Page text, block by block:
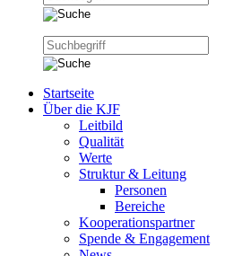
Startseite
Über die KJF
Leitbild
Qualität
Werte
Struktur & Leitung
Personen
Bereiche
Kooperationspartner
Spende & Engagement